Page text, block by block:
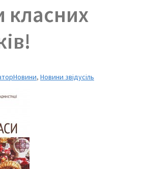
класних
Новини, Новини звідусіль